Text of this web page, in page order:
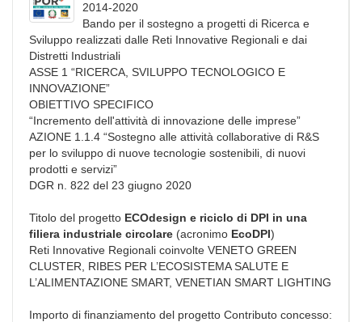
2014-2020
Bando per il sostegno a progetti di Ricerca e
Sviluppo realizzati dalle Reti Innovative Regionali e dai
Distretti Industriali
ASSE 1 “RICERCA, SVILUPPO TECNOLOGICO E
INNOVAZIONE”
OBIETTIVO SPECIFICO
“Incremento dell'attività di innovazione delle imprese”
AZIONE 1.1.4 “Sostegno alle attività collaborative di R&S
per lo sviluppo di nuove tecnologie sostenibili, di nuovi
prodotti e servizi”
DGR n. 822 del 23 giugno 2020
Titolo del progetto ECOdesign e riciclo di DPI in una
filiera industriale circolare (acronimo EcoDPI)
Reti Innovative Regionali coinvolte VENETO GREEN
CLUSTER, RIBES PER L’ECOSISTEMA SALUTE E
L’ALIMENTAZIONE SMART, VENETIAN SMART LIGHTING
Importo di finanziamento del progetto Contributo concesso: